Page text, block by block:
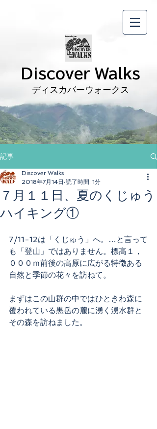
Discover Walks
ディスカバーウォークス
記事
７月１１日、夏のくじゅう
ハイキング①
Discover Walks
2018年7月14日 読了時間: 1分
7/11-12は「くじゅう」へ。…と言って
も「登山」ではありません。標高１，
０００ｍ前後の高原に広がる特徴ある
自然と季節の花々を訪ねて。
まずはこの山群の中ではひときわ森に
覆われている黒岳の麓に湧く湧水群と
その森を訪ねました。